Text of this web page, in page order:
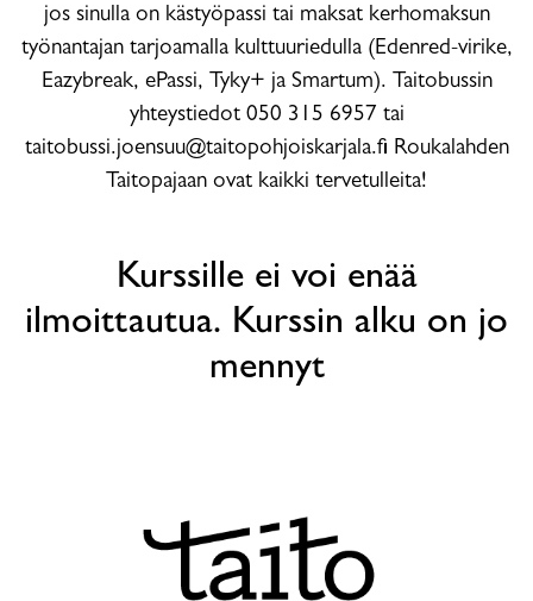
jos sinulla on kästyöpassi tai maksat kerhomaksun
työnantajan tarjoamalla kulttuuriedulla (Edenred-virike,
Eazybreak, ePassi, Tyky+ ja Smartum). Taitobussin
yhteystiedot 050 315 6957 tai
taitobussi.joensuu@taitopohjoiskarjala.fi Roukalahden
Taitopajaan ovat kaikki tervetulleita!
Kurssille ei voi enää
ilmoittautua. Kurssin alku on jo
mennyt